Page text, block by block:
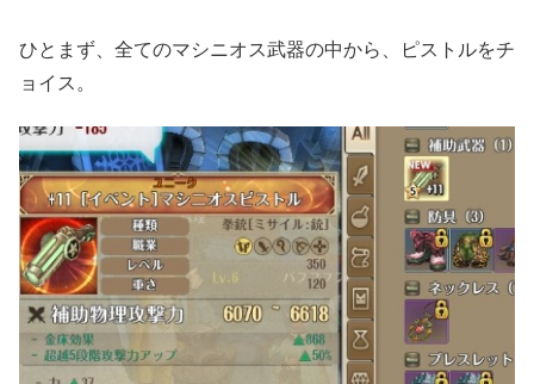
ひとまず、全てのマシニオス武器の中から、ピストルをチ
ョイス。